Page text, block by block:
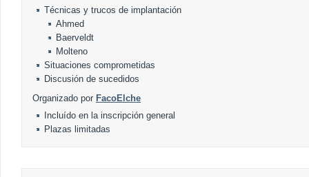
Técnicas y trucos de implantación
Ahmed
Baerveldt
Molteno
Situaciones comprometidas
Discusión de sucedidos
Organizado por FacoElche
Incluído en la inscripción general
Plazas limitadas